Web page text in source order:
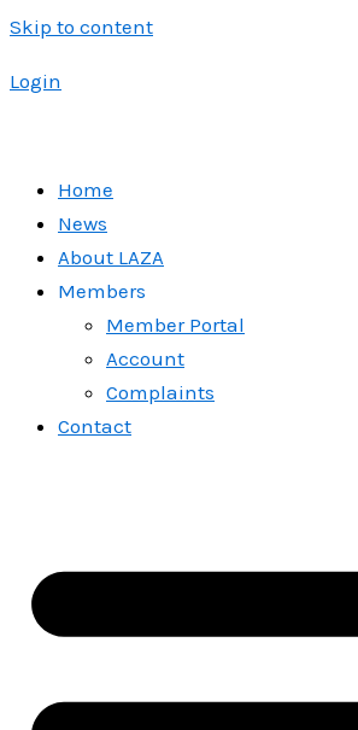
Skip to content
Login
Home
News
About LAZA
Members
Member Portal
Account
Complaints
Contact